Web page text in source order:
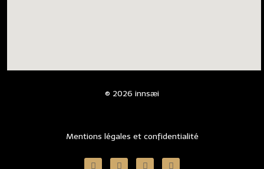
© 2026 innsӕi
Mentions légales et confidentialité